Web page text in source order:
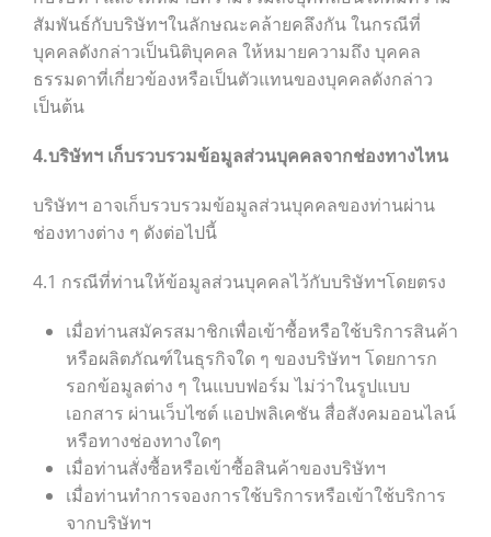
สัมพันธ์กับบริษัทฯในลักษณะคล้ายคลึงกัน ในกรณีที่
บุคคลดังกล่าวเป็นนิติบุคคล ให้หมายความถึง บุคคล
ธรรมดาที่เกี่ยวข้องหรือเป็นตัวแทนของบุคคลดังกล่าว
เป็นต้น
4.บริษัทฯ เก็บรวบรวมข้อมูลส่วนบุคคลจากช่องทางไหน
บริษัทฯ อาจเก็บรวบรวมข้อมูลส่วนบุคคลของท่านผ่าน
ช่องทางต่าง ๆ ดังต่อไปนี้
4.1 กรณีที่ท่านให้ข้อมูลส่วนบุคคลไว้กับบริษัทฯโดยตรง
เมื่อท่านสมัครสมาชิกเพื่อเข้าซื้อหรือใช้บริการสินค้า
หรือผลิตภัณฑ์ในธุรกิจใด ๆ ของบริษัทฯ โดยการก
รอกข้อมูลต่าง ๆ ในแบบฟอร์ม ไม่ว่าในรูปแบบ
เอกสาร ผ่านเว็บไซต์ แอปพลิเคชัน สื่อสังคมออนไลน์
หรือทางช่องทางใดๆ
เมื่อท่านสั่งซื้อหรือเข้าซื้อสินค้าของบริษัทฯ
เมื่อท่านทำการจองการใช้บริการหรือเข้าใช้บริการ
จากบริษัทฯ